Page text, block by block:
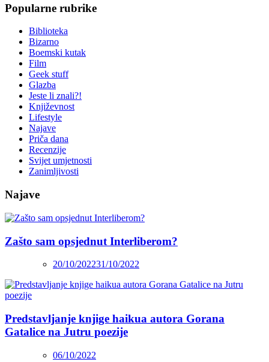
Popularne rubrike
Biblioteka
Bizarno
Boemski kutak
Film
Geek stuff
Glazba
Jeste li znali?!
Književnost
Lifestyle
Najave
Priča dana
Recenzije
Svijet umjetnosti
Zanimljivosti
Najave
Zašto sam opsjednut Interliberom?
20/10/202231/10/2022
Predstavljanje knjige haikua autora Gorana
Gatalice na Jutru poezije
06/10/2022